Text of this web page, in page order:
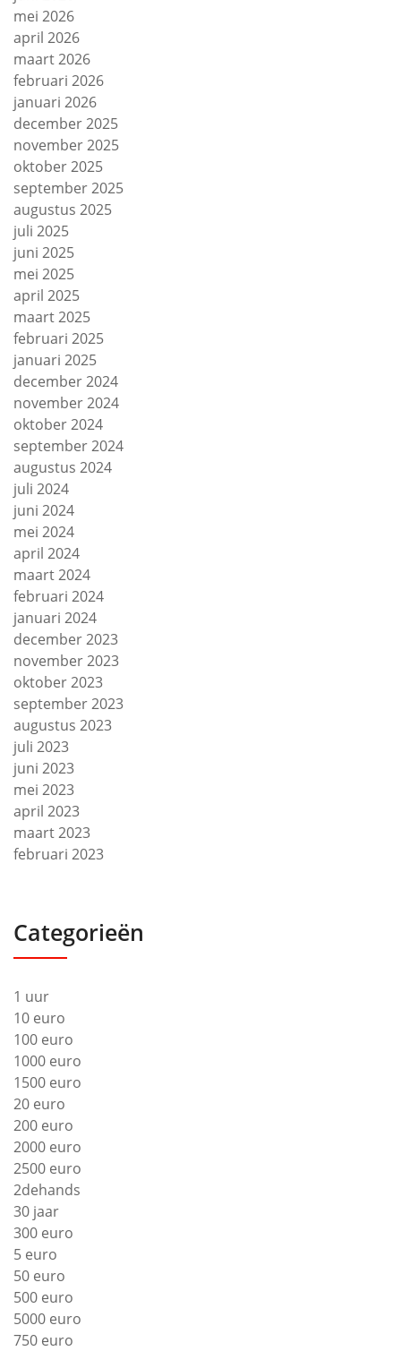
mei 2026
april 2026
maart 2026
februari 2026
januari 2026
december 2025
november 2025
oktober 2025
september 2025
augustus 2025
juli 2025
juni 2025
mei 2025
april 2025
maart 2025
februari 2025
januari 2025
december 2024
november 2024
oktober 2024
september 2024
augustus 2024
juli 2024
juni 2024
mei 2024
april 2024
maart 2024
februari 2024
januari 2024
december 2023
november 2023
oktober 2023
september 2023
augustus 2023
juli 2023
juni 2023
mei 2023
april 2023
maart 2023
februari 2023
Categorieën
1 uur
10 euro
100 euro
1000 euro
1500 euro
20 euro
200 euro
2000 euro
2500 euro
2dehands
30 jaar
300 euro
5 euro
50 euro
500 euro
5000 euro
750 euro